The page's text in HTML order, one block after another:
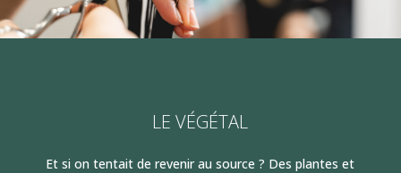
LE VÉGÉTAL
Et si on tentait de revenir au source ? Des plantes et